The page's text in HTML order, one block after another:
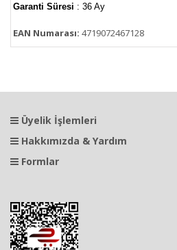
Garanti Süresi : 36 Ay
EAN Numarası: 4719072467128
Üyelik İşlemleri
Hakkımızda & Yardım
Formlar